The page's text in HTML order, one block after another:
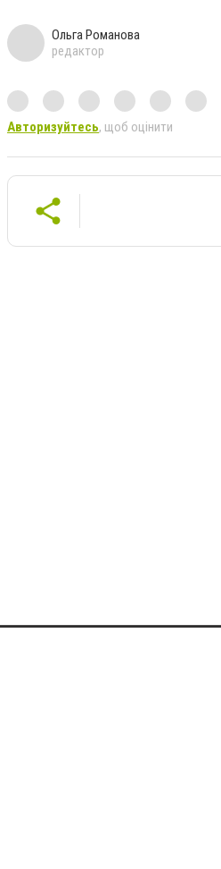
Ольга Романова
редактор
Авторизуйтесь, щоб оцінити